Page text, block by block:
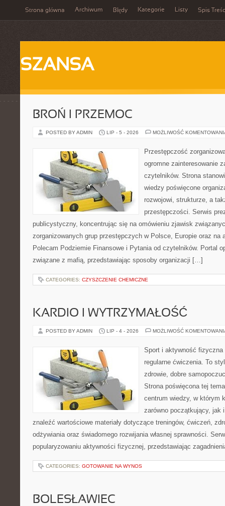
Strona główna Archiwum Błędy Kategorie Listy Spis
SZANSA
BROŃ I PRZEMOC
POSTED BY ADMIN LIP - 5 - 2026 MOŻLIWOŚĆ
Przestępczość
ogromne zainteresowanie
czytelników. Strona
wiedzy poświęcone
rozwojowi, strukturze, a
przestępczości. Serwis
publicystyczny, koncentrując się na omówieniu zjawisk
zorganizowanych grup przestępczych w Polsce, Europie oraz na
Polecam Podziemie Finansowe i Pytania od czytelników. Portal
związane z mafią, przedstawiając sposoby organizacji […]
CATEGORIES: CZYSZCZENIE CHEMICZNE
KARDIO I WYTRZYMAŁOŚĆ
POSTED BY ADMIN LIP - 4 - 2026 MOŻLIWOŚĆ
Sport i aktywność
regularne ćwiczenia. To
zdrowie, dobre
Strona poświęcona tej
centrum wiedzy, w którym
zarówno początkujący, jak
znaleźć wartościowe materiały dotyczące treningów, ćwiczeń,
odżywiania oraz świadomego rozwijania własnej sprawności.
popularyzowaniu aktywności fizycznej, przedstawiając
CATEGORIES: GOTOWANIE NA WYNOS
BOLESŁAWIEC